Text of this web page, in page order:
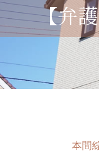
【弁
本間